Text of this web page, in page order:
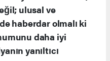
ulusal ve
haberdar olmalı ki
daha iyi
yanıltıcı